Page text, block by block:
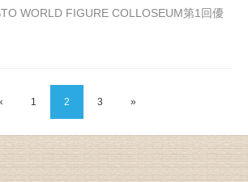
WORLD FIGURE COLLOSEUM第1回優
1 2 3 »